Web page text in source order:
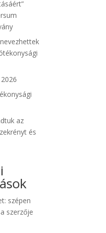
az
és
szépen
szerzője